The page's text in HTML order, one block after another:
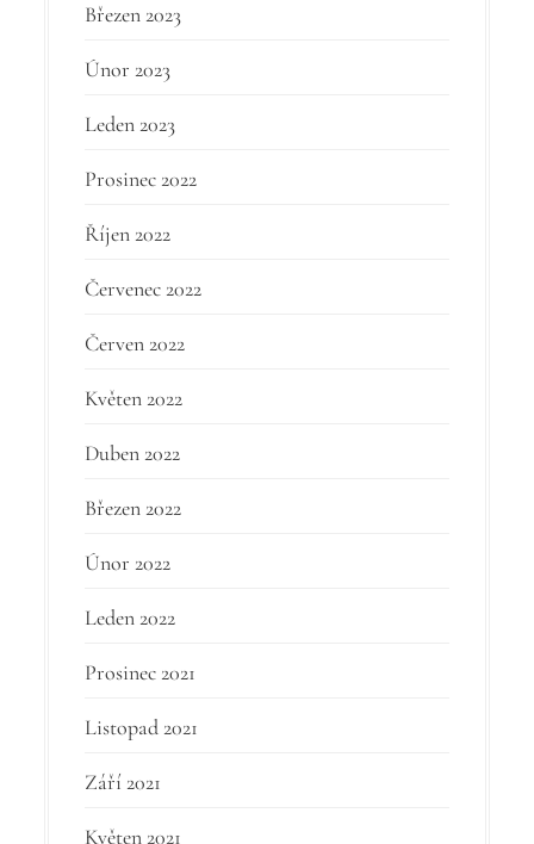
Březen 2023
Únor 2023
Leden 2023
Prosinec 2022
Říjen 2022
Červenec 2022
Červen 2022
Květen 2022
Duben 2022
Březen 2022
Únor 2022
Leden 2022
Prosinec 2021
Listopad 2021
Září 2021
Květen 2021